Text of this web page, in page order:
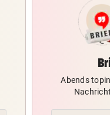
Abends